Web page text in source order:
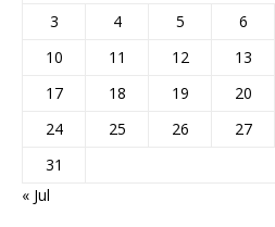
3
4 5 6
10
11 12 13
17
18 19 20
24
25 26 27
31
« Jul